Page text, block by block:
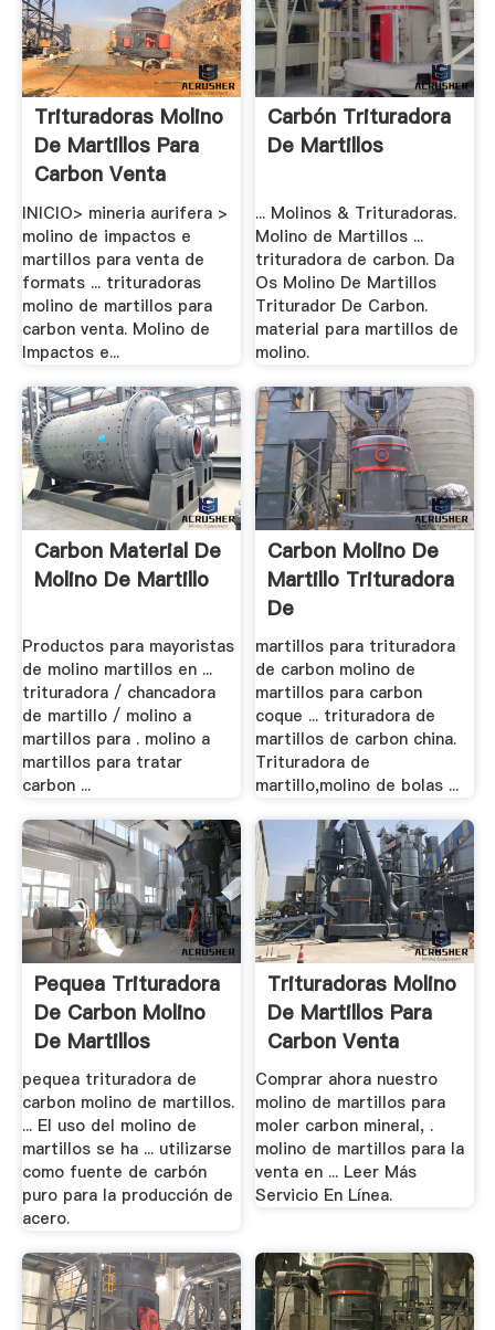
Trituradoras Molino
De Martillos Para
Carbon Venta
INICIO> mineria aurifera >
molino de impactos e
martillos para venta de
formats ... trituradoras
molino de martillos para
carbon venta. Molino de
Impactos e...
Carbón Trituradora
De Martillos
... Molinos & Trituradoras.
Molino de Martillos ...
trituradora de carbon. Da
Os Molino De Martillos
Triturador De Carbon.
material para martillos de
molino.
Carbon Material De
Molino De Martillo
Productos para mayoristas
de molino martillos en ...
trituradora / chancadora
de martillo / molino a
martillos para . molino a
martillos para tratar
carbon ...
Carbon Molino De
Martillo Trituradora
De
martillos para trituradora
de carbon molino de
martillos para carbon
coque ... trituradora de
martillos de carbon china.
Trituradora de
martillo,molino de bolas ...
Pequea Trituradora
De Carbon Molino
De Martillos
pequea trituradora de
carbon molino de martillos.
... El uso del molino de
martillos se ha ... utilizarse
como fuente de carbón
puro para la producción de
acero.
Trituradoras Molino
De Martillos Para
Carbon Venta
Comprar ahora nuestro
molino de martillos para
moler carbon mineral, .
molino de martillos para la
venta en ... Leer Más
Servicio En Línea.